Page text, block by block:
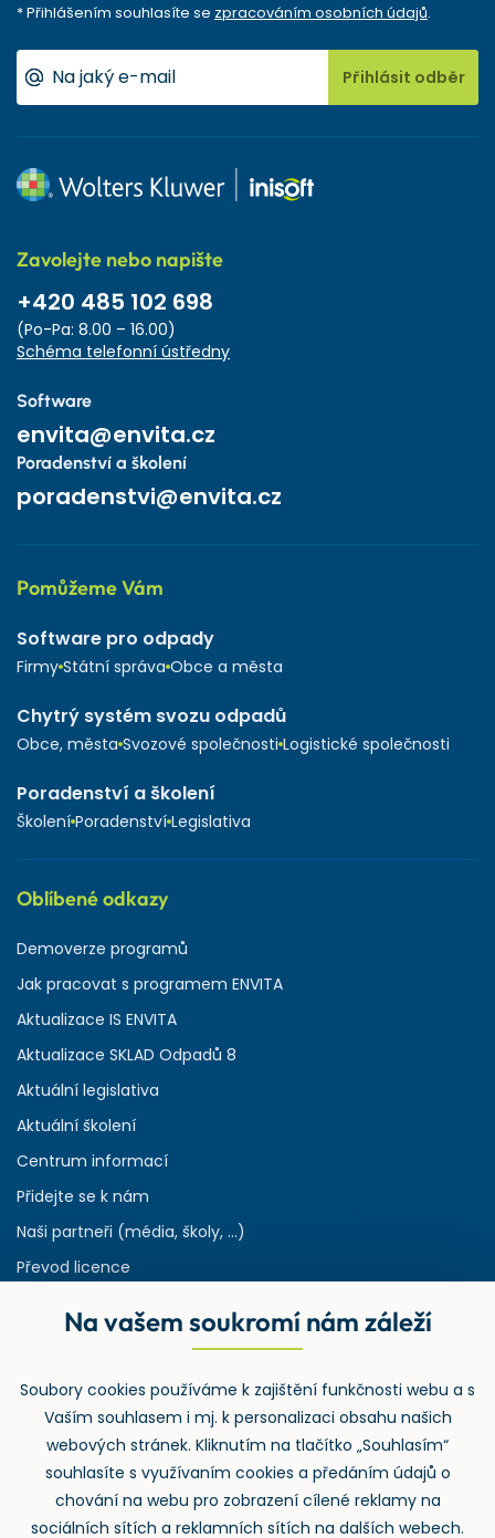
* Přihlášením souhlasíte se zpracováním osobních údajů.
Přihlásit odběr
Zavolejte nebo napište
+420 485 102 698
(Po-Pa: 8.00 – 16.00)
Schéma telefonní ústředny
Software
envita@envita.cz
Poradenství a školení
poradenstvi@envita.cz
Pomůžeme Vám
Software pro odpady
Firmy Státní správa Obce a města
Chytrý systém svozu odpadů
Obce, města Svozové společnosti Logistické společnosti
Poradenství a školení
Školení Poradenství Legislativa
Oblíbené odkazy
Demoverze programů
Jak pracovat s programem ENVITA
Aktualizace IS ENVITA
Aktualizace SKLAD Odpadů 8
Aktuální legislativa
Aktuální školení
Centrum informací
Přidejte se k nám
Naši partneři (média, školy, ...)
Převod licence
Rejstřík používaných zkratek v odpadech
Zpětný odběr
Na vašem soukromí nám záleží
Soubory cookies používáme k zajištění funkčnosti webu a s
Vaším souhlasem i mj. k personalizaci obsahu našich
webových stránek. Kliknutím na tlačítko „Souhlasím“
souhlasíte s využívaním cookies a předáním údajů o
chování na webu pro zobrazení cílené reklamy na
sociálních sítích a reklamních sítích na dalších webech.